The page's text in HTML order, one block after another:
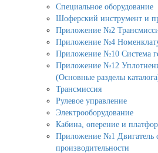
Специальное оборудование
Шоферский инструмент и
Приложение №2
Приложение №4
Приложение №10 Система
Приложение №12
(Основные разделы
Трансмиссия
Рулевое управление
Электрооборудование
Кабина, оперение и
Приложение №1 Двигатель
производительности